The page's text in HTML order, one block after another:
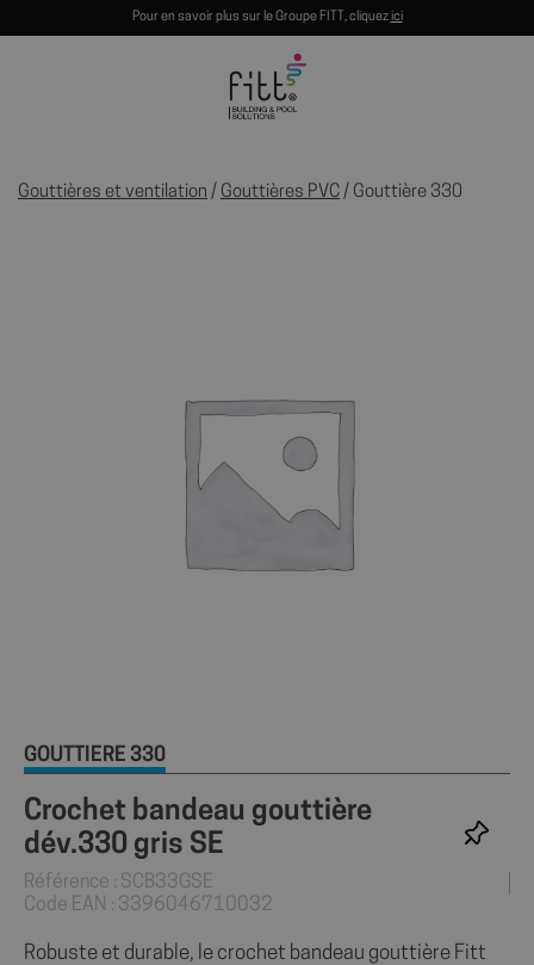
Pour en savoir plus sur le Groupe FITT, cliquezici
Gouttières et ventilation / Gouttières PVC / Gouttière 330
GOUTTIÈRE 330
Crochet bandeau gouttière
dév.330 gris SE
Référence : SCB33GSE
Code EAN : 3396046710032
Robuste et durable, le crochet bandeau gouttière Fitt